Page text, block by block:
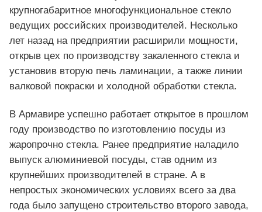
крупногабаритное многофункциональное стекло
ведущих российских производителей. Несколько
лет назад на предприятии расширили мощности,
открыв цех по производству закаленного стекла и
установив вторую печь ламинации, а также линии
валковой покраски и холодной обработки стекла.
В Армавире успешно работает открытое в прошлом
году производство по изготовлению посуды из
жаропрочно стекла. Ранее предприятие наладило
выпуск алюминиевой посуды, став одним из
крупнейших производителей в стране. А в
непростых экономических условиях всего за два
года было запущено строительство второго завода,